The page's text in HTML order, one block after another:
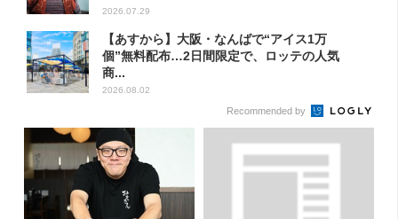
2026.07.29
【あすから】大阪・なんばで“アイス1万
個”無料配布…2日間限定で、ロッテの人気
商...
2026.08.02
Recommended by